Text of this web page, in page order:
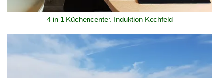
4 in 1 Küchencenter. Induktion Kochfeld